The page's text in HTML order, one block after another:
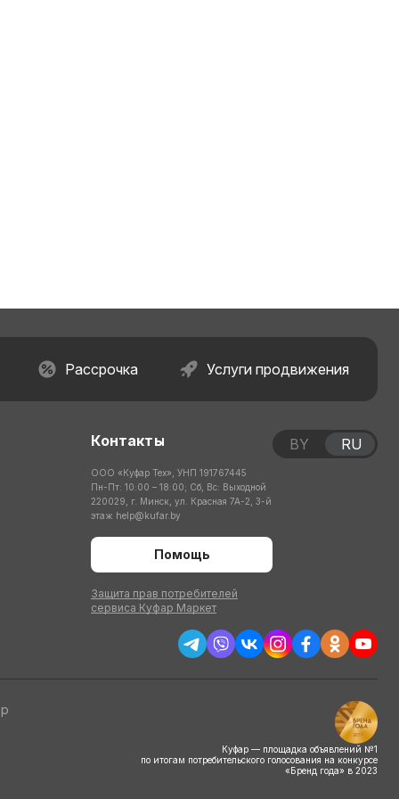
Рассрочка Услуги продвижения
Контакты
ООО «Куфар Тех», УНП 191767445
Пн-Пт: 10:00 – 18:00; Сб, Вс: Выходной
220029, г. Минск, ул. Красная 7А-2, 3-й
этаж help@kufar.by
Помощь
Защита прав потребителей
сервиса Куфар Маркет
BY RU
Куфар — площадка объявлений №1
по итогам потребительского голосования на конкурсе
«Бренд года» в 2023